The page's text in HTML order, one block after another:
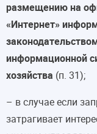
размещению на
«Интернет»
информационной
хозяйства (п. 31);
– в случае если
затрагивает